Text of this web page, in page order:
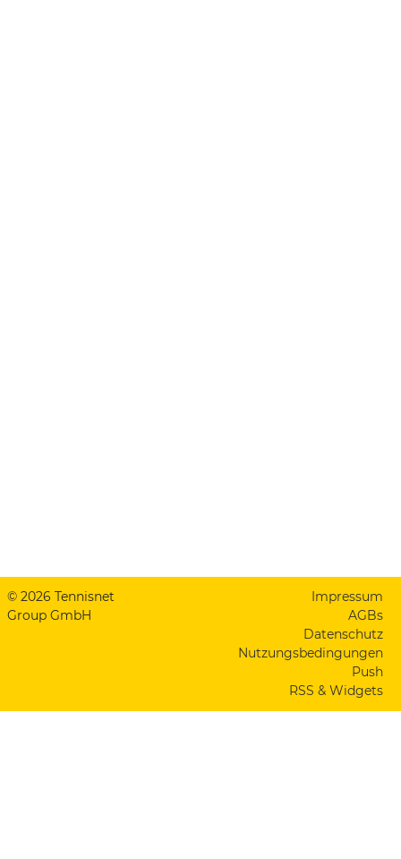
© 2026 Tennisnet
Group GmbH
Impressum
AGBs
Datenschutz
Nutzungsbedingungen
Push
RSS & Widgets